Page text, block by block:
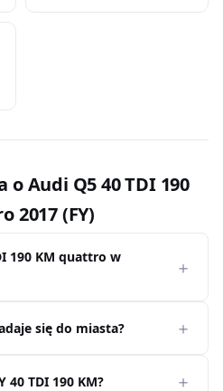
Audi Q5 40 TDI 190
2017 (FY)
190 KM quattro w
się do miasta?
40 TDI 190 KM?